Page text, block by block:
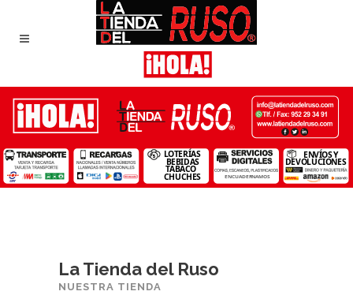
La Tienda del Ruso
NUESTRA TIENDA